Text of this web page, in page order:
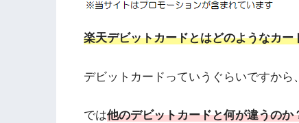
楽天デビットカードとはどのようなカー
デビットカードっていうぐらいですから
では他のデビットカードと何が違うのか